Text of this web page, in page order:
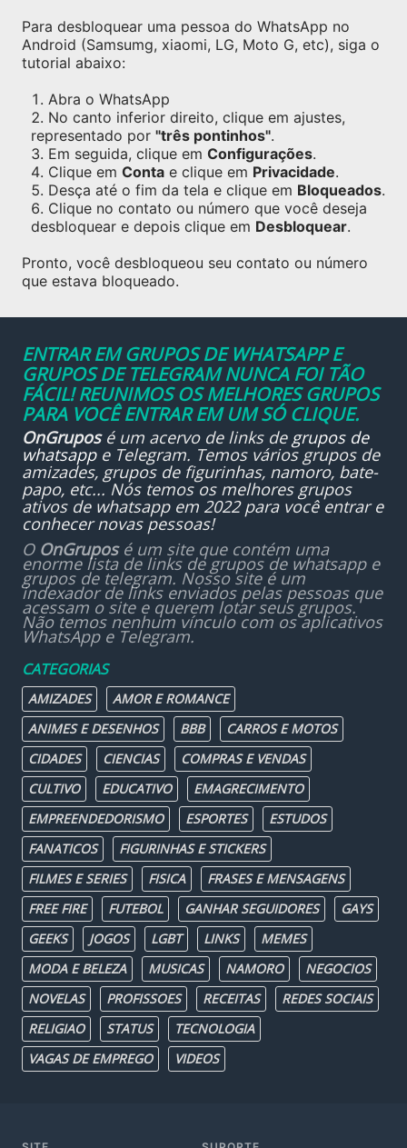
Para desbloquear uma pessoa do WhatsApp no
Android (Samsumg, xiaomi, LG, Moto G, etc), siga o
tutorial abaixo:
Abra o WhatsApp
No canto inferior direito, clique em ajustes,
representado por "três pontinhos".
Em seguida, clique em Configurações.
Clique em Conta e clique em Privacidade.
Desça até o fim da tela e clique em Bloqueados.
Clique no contato ou número que você deseja
desbloquear e depois clique em Desbloquear.
Pronto, você desbloqueou seu contato ou número
que estava bloqueado.
ENTRAR EM GRUPOS DE WHATSAPP E
GRUPOS DE TELEGRAM NUNCA FOI TÃO
FÁCIL! REUNIMOS OS MELHORES GRUPOS
PARA VOCÊ ENTRAR EM UM SÓ CLIQUE.
OnGruposé um acervo de links de grupos de
whatsappe Telegram. Temos vários grupos de
amizades, grupos de figurinhas, namoro, bate-
papo, etc... Nós temos os melhores grupos
ativos de whatsapp em 2022 para você entrar e
conhecer novas pessoas!
O OnGruposé um site que contém uma
enorme lista de links de grupos de whatsapp e
grupos de telegram. Nosso site é um
indexador de links enviados pelas pessoas que
acessam o site e querem lotar seus grupos.
Não temos nenhum vínculo com os aplicativos
WhatsApp e Telegram.
CATEGORIAS
AMIZADES
AMOR E ROMANCE
ANIMES E DESENHOS
BBB
CARROS E MOTOS
CIDADES
CIENCIAS
COMPRAS E VENDAS
CULTIVO
EDUCATIVO
EMAGRECIMENTO
EMPREENDEDORISMO
ESPORTES
ESTUDOS
FANATICOS
FIGURINHAS E STICKERS
FILMES E SERIES
FISICA
FRASES E MENSAGENS
FREE FIRE
FUTEBOL GANHAR SEGUIDORES
GAYS
GEEKS
JOGOS LGBT LINKS
MEMES
MODA E BELEZA
MUSICAS NAMORO
NEGOCIOS
NOVELAS
PROFISSOES RECEITAS
REDES SOCIAIS
RELIGIAO
STATUS
TECNOLOGIA
VAGAS DE EMPREGO
VIDEOS